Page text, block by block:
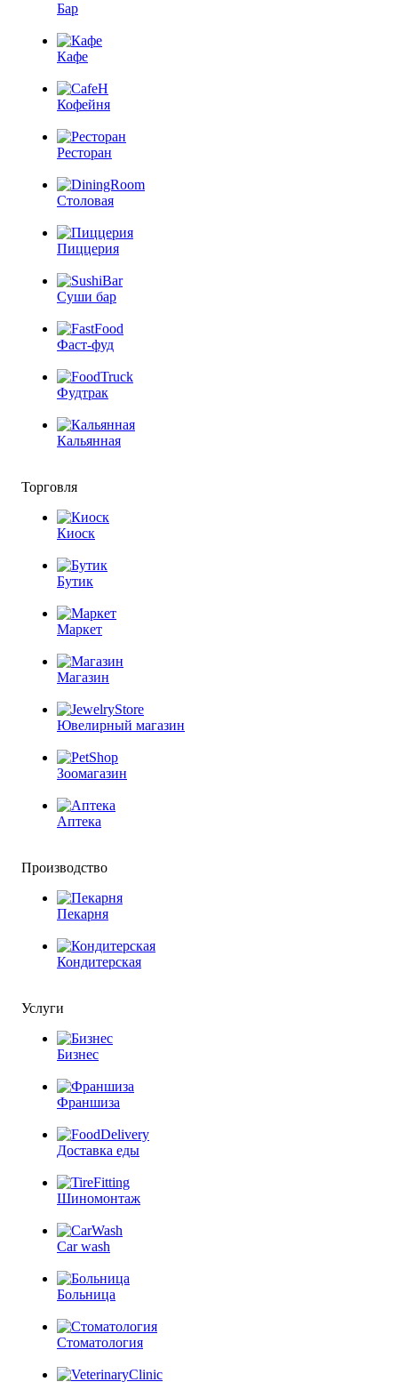
Бар
Кафе
Кофейня
Ресторан
Столовая
Пиццерия
Суши бар
Фаст-фуд
Фудтрак
Кальянная
Торговля
Киоск
Бутик
Маркет
Магазин
Ювелирный магазин
Зоомагазин
Аптека
Производство
Пекарня
Кондитерская
Услуги
Бизнес
Франшиза
Доставка еды
Шиномонтаж
Car wash
Больница
Стоматология